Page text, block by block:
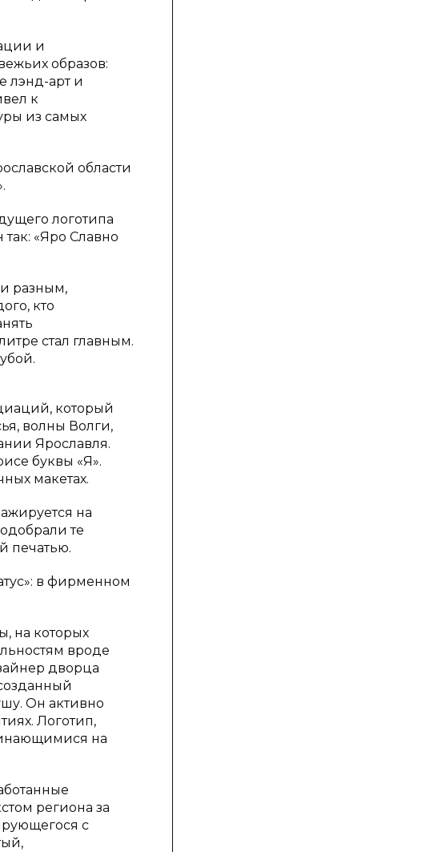
и
образов:
лэнд-арт и
к
из самых
области
логотипа
«Яро Славно
разным,
кто
стал главным.
который
волны Волги,
Ярославля.
буквы «Я».
макетах.
на
те
печатью.
в фирменном
на которых
вроде
дворца
Он активно
Логотип,
на
региона за
с